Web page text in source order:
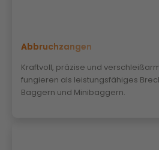
Abbruchzangen
Kraftvoll, präzise und
fungieren als leistungsfähiges
Baggern und Minibaggern.